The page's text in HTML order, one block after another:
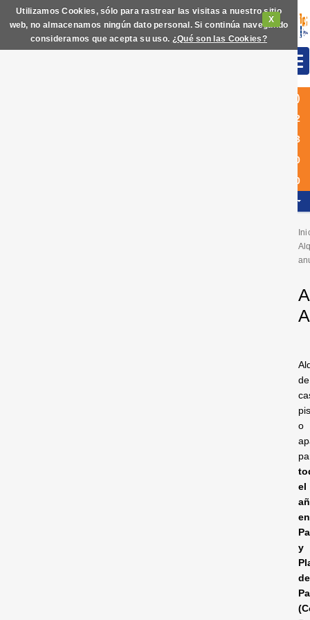
Utilizamos Cookies, sólo para rastrear las visitas a nuestro sitio
web, no almacenamos ningún dato personal. Si continúa navegando
consideramos que acepta su uso.
X
¿Qué son las Cookies?
(+34)
972
63
60
40
de
o
el
en
y
de